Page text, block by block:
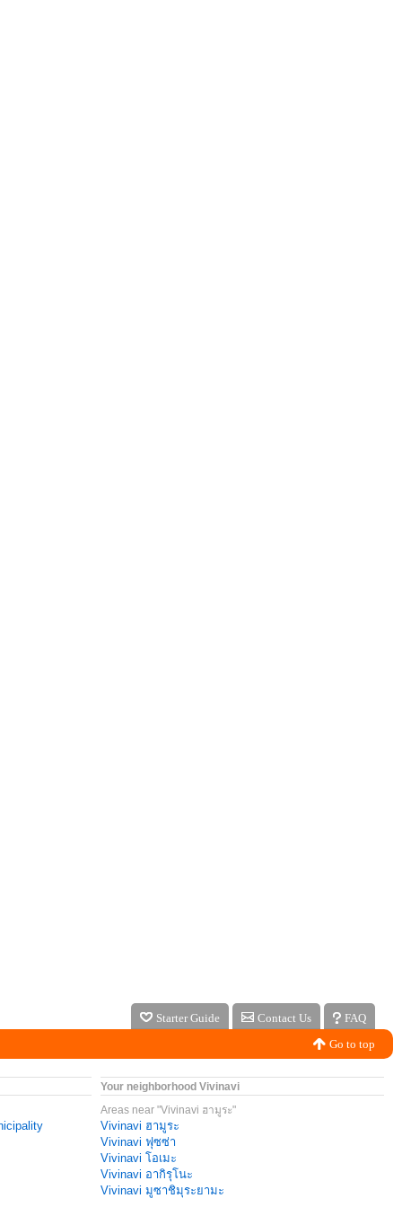
Starter Guide Contact Us
FAQ
Go to top
Your neighborhood Vivinavi
Areas near "Vivinavi ฮามูระ"
Vivinavi ฮามูระ
Vivinavi ฟุซซ่า
Vivinavi โอเมะ
Vivinavi อากิรุโนะ
Vivinavi มูซาชิมุระยามะ